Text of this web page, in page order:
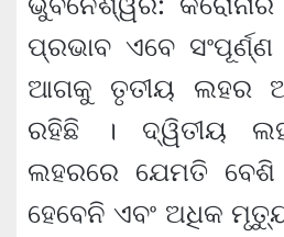
ପ୍ରଭାବ ଏବେ
ଆଗକୁ ତୃତୀୟ ଲହର
ରହିଛି । ଦ୍ୱିତୀୟ
ଲହରରେ ଯେମତି
ହେବେନି ଏବଂ ଅଧିକ